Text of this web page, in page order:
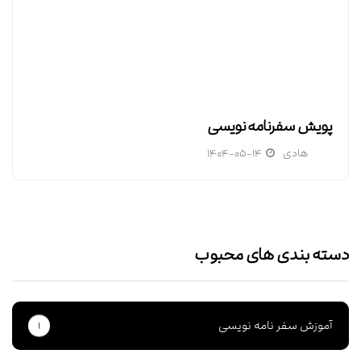
پویش سفرنامه نویسی
هادی ۱۴۰۴-۰۵-۱۴
دسته بندی های محبوب
آموزش سفر نامه نویسی ۱